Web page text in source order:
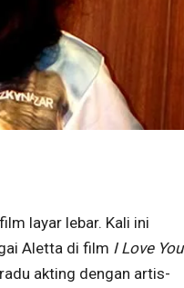
layar lebar. Kali ini
Aletta di film I Love You
akting dengan artis-